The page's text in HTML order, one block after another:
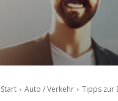
Start Auto / Verkehr Tipps zur